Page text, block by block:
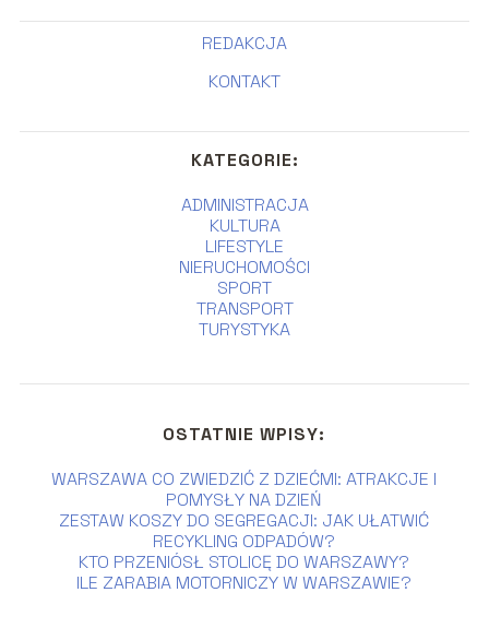
REDAKCJA
KONTAKT
KATEGORIE:
ADMINISTRACJA
KULTURA
LIFESTYLE
NIERUCHOMOŚCI
SPORT
TRANSPORT
TURYSTYKA
OSTATNIE WPISY:
WARSZAWA CO ZWIEDZIĆ Z DZIEĆMI: ATRAKCJE I
POMYSŁY NA DZIEŃ
ZESTAW KOSZY DO SEGREGACJI: JAK UŁATWIĆ
RECYKLING ODPADÓW?
KTO PRZENIÓSŁ STOLICĘ DO WARSZAWY?
ILE ZARABIA MOTORNICZY W WARSZAWIE?